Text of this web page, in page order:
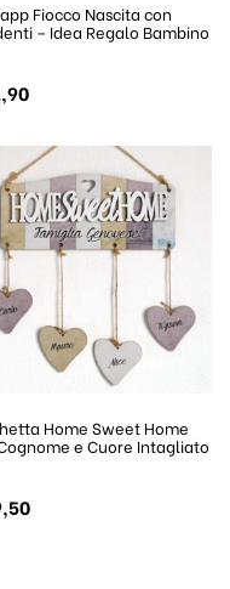
Fiocco Nascita con
– Idea Regalo Bambino
Home Sweet Home
e Cuore Intagliato